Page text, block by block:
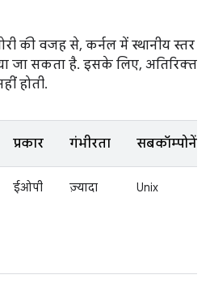
की वजह से, कर्नल में स्थानीय स्तर
जा सकता है. इसके लिए, अतिरिक्त
होती.
प्रकार गंभीरता सबकॉम्पोनेंट
ईओपी ज़्यादा Unix